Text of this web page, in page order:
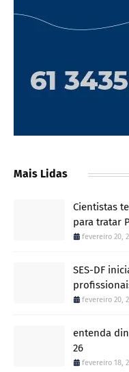
Mais Lidas
Cientistas
para tratar
fevereiro 20,
SES-DF
fevereiro 20,
entenda
26
fevereiro 18,